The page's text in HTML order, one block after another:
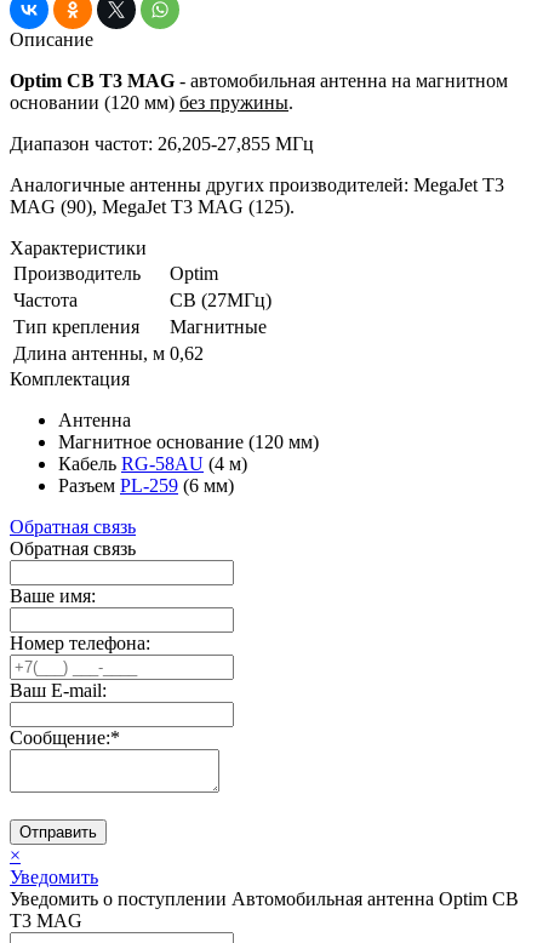
Описание
Optim CB T3 MAG - автомобильная антенна на магнитном
основании (120 мм) без пружины.
Диапазон частот: 26,205-27,855 МГц
Аналогичные антенны других производителей: MegaJet T3
MAG (90), MegaJet T3 MAG (125).
Характеристики
Производитель
Optim
Частота
CB (27МГц)
Тип крепления
Магнитные
Длина антенны, м 0,62
Комплектация
Антенна
Магнитное основание (120 мм)
Кабель RG-58AU (4 м)
Разъем PL-259 (6 мм)
Обратная связь
Обратная связь
Ваше имя:
Номер телефона:
Ваш E-mail:
Сообщение:*
Отправить
×
Уведомить
Уведомить о поступлении Автомобильная антенна Optim CB
T3 MAG